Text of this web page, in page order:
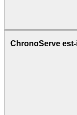
ChronoServe